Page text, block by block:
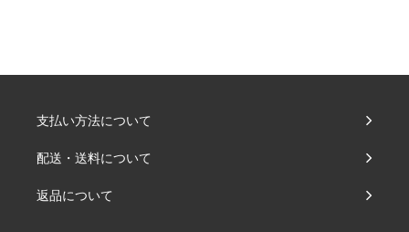
支払い方法について
配送・送料について
返品について